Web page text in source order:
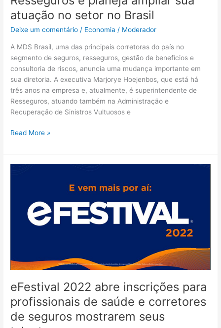
atuação no setor no Brasil
Deixe um comentário / Economia / Moderador
A MDS Brasil, uma das principais corretoras do país no
segmento de seguros, resseguros, gestão de benefícios e
consultoria de riscos, anuncia uma mudança importante em
sua diretoria. A executiva Marjorye Hoejenbos, que está há
três anos na empresa e, atualmente, é superintendente de
Resseguros, atuando também na Administração e
Recuperação de Sinistros Vultuosos e
Read More »
eFestival 2022 abre inscrições para
profissionais de saúde e corretores
de seguros mostrarem seus
inscrições
profissionais
corretores
seguros
mostrarem
seus
talentos